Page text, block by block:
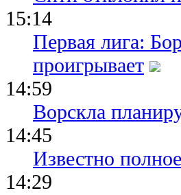
15:14
Первая лига:
проигрывает
14:59
Ворскла
14:45
Известно
14:29